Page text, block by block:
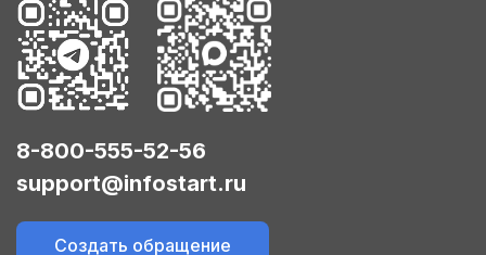
8-800-555-52-56
support@infostart.ru
Создать обращение